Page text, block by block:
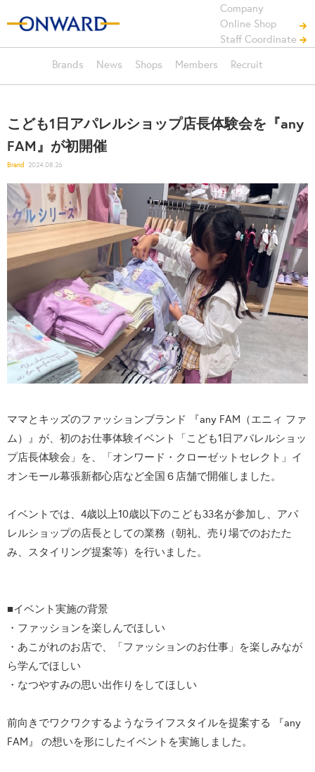
Company
Online Shop
Staff Coordinate
Brands
News Shops Members Recruit
こども1日アパレルショップ店長体験会を『any
FAM』が初開催
Brand 2024.08.26
ママとキッズのファッションブランド 『any FAM（エニィ ファ
ム）』が、初のお仕事体験イベント「こども1日アパレルショッ
プ店長体験会」を、「オンワード・クローゼットセレクト」イ
オンモール幕張新都心店など全国６店舗で開催しました。
イベントでは、4歳以上10歳以下のこども33名が参加し、アパ
レルショップの店長としての業務（朝礼、売り場でのおたた
み、スタイリング提案等）を行いました。
■イベント実施の背景
・ファッションを楽しんでほしい
・あこがれのお店で、「ファッションのお仕事」を楽しみなが
ら学んでほしい
・なつやすみの思い出作りをしてほしい
前向きでワクワクするようなライフスタイルを提案する 『any
FAM』 の想いを形にしたイベントを実施しました。